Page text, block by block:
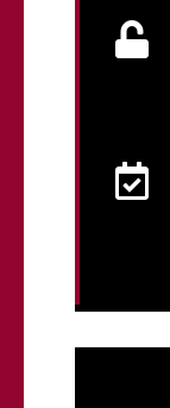

